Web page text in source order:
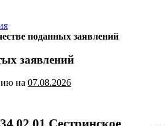
поданных заявлений
заявлений
на 07.08.2026